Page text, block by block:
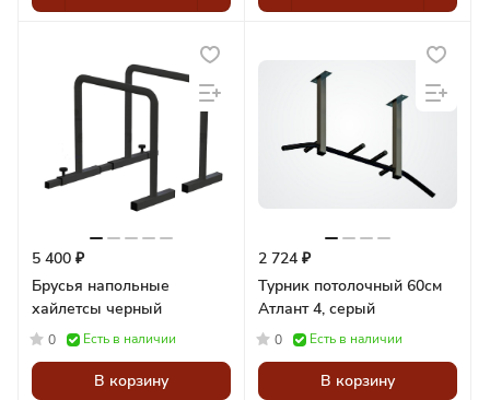
5 400 ₽
Брусья напольные
хайлетсы черный
0 Есть в наличии
В корзину
2 724 ₽
Турник потолочный 60см
Атлант 4, серый
0 Есть в наличии
В корзину